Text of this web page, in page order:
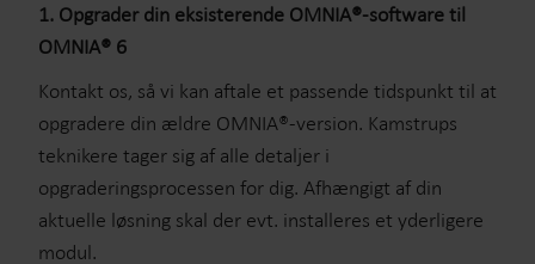
1. Opgrader din eksisterende OMNIA®-software til
OMNIA® 6
Kontakt os, så vi kan aftale et passende tidspunkt til at
opgradere din ældre OMNIA®-version. Kamstrups
teknikere tager sig af alle detaljer i
opgraderingsprocessen for dig. Afhængigt af din
aktuelle løsning skal der evt. installeres et yderligere
modul.